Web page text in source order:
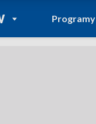
DO
Programy